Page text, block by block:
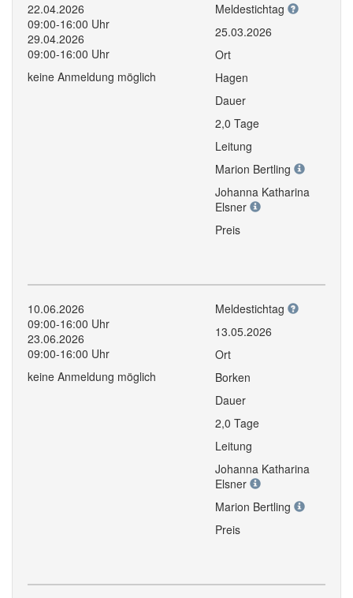
22.04.2026
09:00-16:00 Uhr
29.04.2026
09:00-16:00 Uhr
keine Anmeldung möglich
Meldestichtag
25.03.2026
Ort
Hagen
Dauer
2,0 Tage
Leitung
Marion Bertling
Johanna Katharina
Elsner
Preis
10.06.2026
09:00-16:00 Uhr
23.06.2026
09:00-16:00 Uhr
keine Anmeldung möglich
Meldestichtag
13.05.2026
Ort
Borken
Dauer
2,0 Tage
Leitung
Johanna Katharina
Elsner
Marion Bertling
Preis